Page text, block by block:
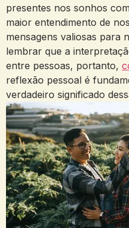
⁣presentes nos sonhos
maior⁢ entendimento⁢ de⁣
mensagens valiosas para
⁢lembrar que a
entre pessoas, portanto,
reflexão pessoal é
⁢verdadeiro significado